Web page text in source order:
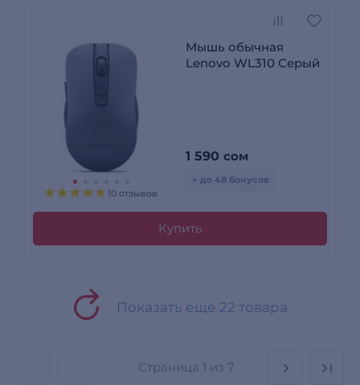
10 отзывов
Мышь обычная
Lenovo WL310 Серый
1 590 сом
+ до 48 бонусов
Купить
Показать еще 22 товара
Страница 1 из 7